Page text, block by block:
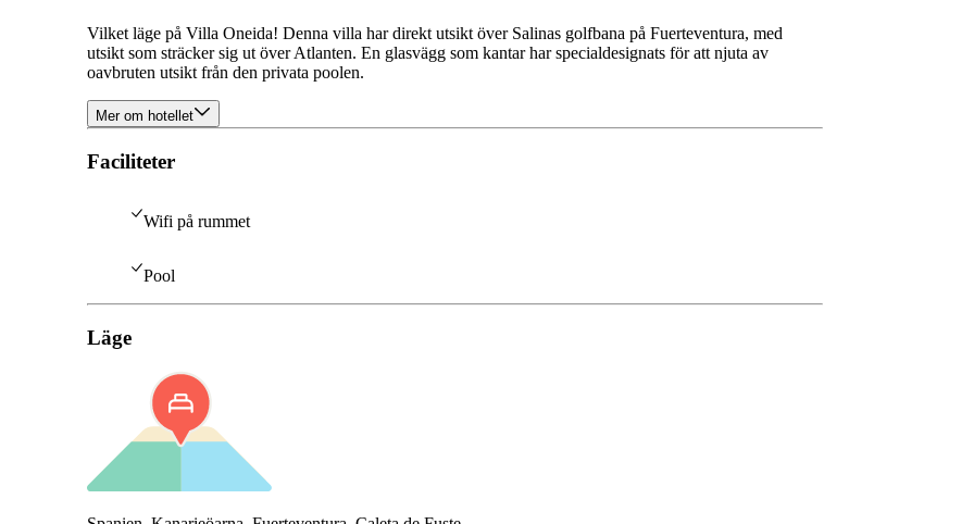
Vilket läge på Villa Oneida! Denna villa har direkt utsikt över Salinas golfbana på Fuerteventura, med
utsikt som sträcker sig ut över Atlanten. En glasvägg som kantar har specialdesignats för att njuta av
oavbruten utsikt från den privata poolen.
Mer om hotellet
Faciliteter
Wifi på rummet
Pool
Läge